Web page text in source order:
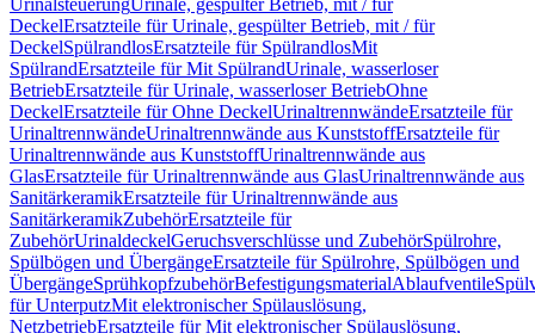
UrinalsteuerungUrinale, gespülter Betrieb, mit / für
DeckelErsatzteile für Urinale, gespülter Betrieb, mit / für
DeckelSpülrandlosErsatzteile für SpülrandlosMit
SpülrandErsatzteile für Mit SpülrandUrinale, wasserloser
BetriebErsatzteile für Urinale, wasserloser BetriebOhne
DeckelErsatzteile für Ohne DeckelUrinaltrennwändeErsatzteile für
UrinaltrennwändeUrinaltrennwände aus KunststoffErsatzteile für
Urinaltrennwände aus KunststoffUrinaltrennwände aus
GlasErsatzteile für Urinaltrennwände aus GlasUrinaltrennwände aus
SanitärkeramikErsatzteile für Urinaltrennwände aus
SanitärkeramikZubehörErsatzteile für
ZubehörUrinaldeckelGeruchsverschlüsse und ZubehörSpülrohre,
Spülbögen und ÜbergängeErsatzteile für Spülrohre, Spülbögen und
ÜbergängeSprühkopfzubehörBefestigungsmaterialAblaufventile
für UnterputzMit elektronischer Spülauslösung,
NetzbetriebErsatzteile für Mit elektronischer Spülauslösung,